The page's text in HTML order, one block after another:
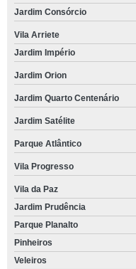
Jardim Consórcio
Vila Arriete
Jardim Império
Jardim Orion
Jardim Quarto Centenário
Jardim Satélite
Parque Atlântico
Vila Progresso
Vila da Paz
Jardim Prudência
Parque Planalto
Pinheiros
Veleiros